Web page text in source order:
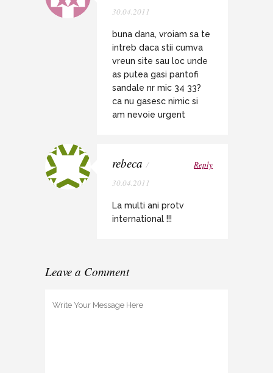
30.04.2011
buna dana, vroiam sa te
intreb daca stii cumva
vreun site sau loc unde
as putea gasi pantofi
sandale nr mic 34 33?
ca nu gasesc nimic si
am nevoie urgent
rebeca /
30.04.2011
Reply
La multi ani protv
international !!!
Leave a Comment